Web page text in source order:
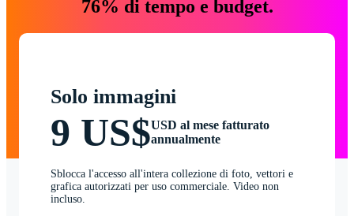
76% di tempo e budget.
Solo immagini
9 US$USD al mese fatturato
annualmente
Sblocca l'accesso all'intera collezione di foto, vettori e
grafica autorizzati per uso commerciale. Video non
incluso.